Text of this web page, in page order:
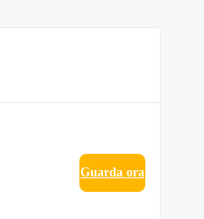
Guarda ora